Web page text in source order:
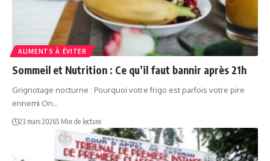
ALIMENTS À ÉVITER
Sommeil et Nutrition : Ce qu’il faut bannir après 21h
Grignotage nocturne : Pourquoi votre frigo est parfois votre pire
ennemi On…
23 mars 20265 Min de lecture